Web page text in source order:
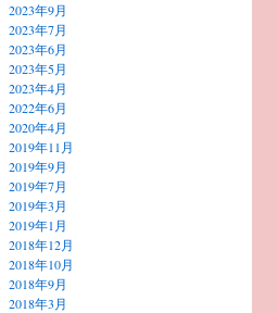
2023年9月
2023年7月
2023年6月
2023年5月
2023年4月
2022年6月
2020年4月
2019年11月
2019年9月
2019年7月
2019年3月
2019年1月
2018年12月
2018年10月
2018年9月
2018年3月